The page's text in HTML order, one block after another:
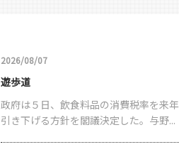
2026/08/07
遊歩道
政府は５日、飲食料品の消費税率を来
引き下げる方針を閣議決定した。与野...